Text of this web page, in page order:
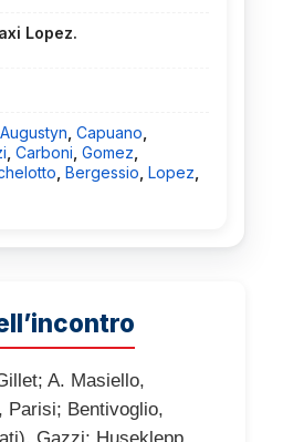
Lopez.
Augustyn Capuano
Carboni Gomez
Bergessio Lopez
A. Masiello,
Parisi; Bentivoglio,
Gazzi; Huseklepp